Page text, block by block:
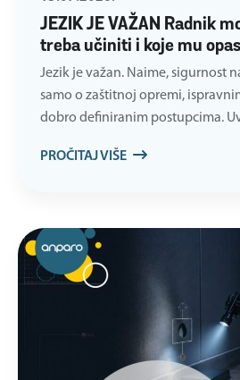
JEZIK JE VAŽAN Radnik
treba učiniti i koje mu
Jezik je važan. Naime, sigurnost
samo o zaštitnoj opremi,
dobro definiranim postupcima.
PROČITAJ VIŠE